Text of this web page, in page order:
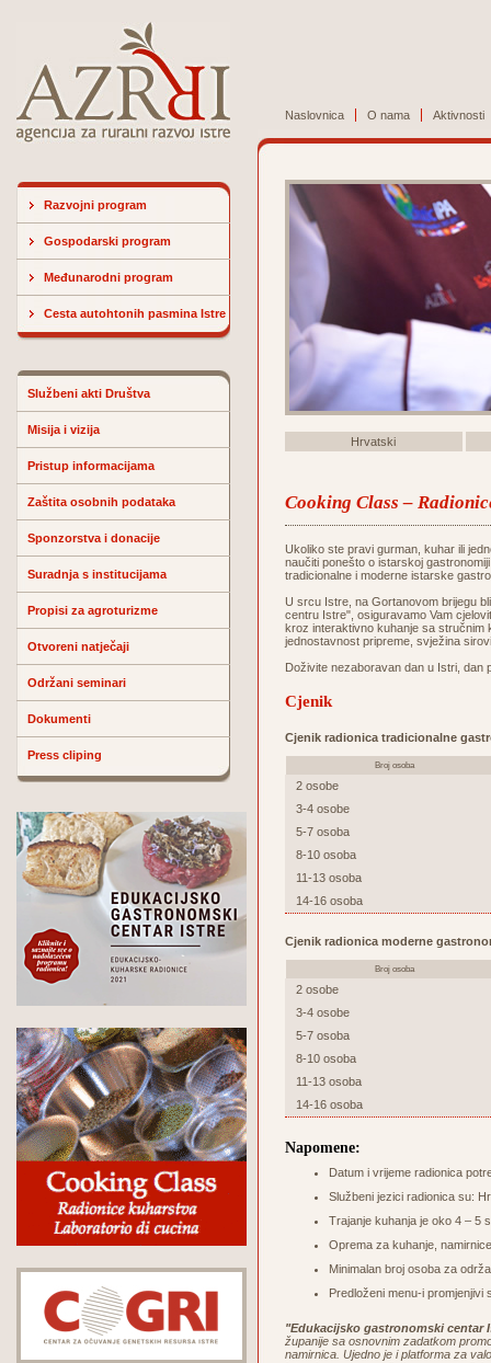
Naslovnica O nama Aktivnosti
Razvojni program
Gospodarski program
Međunarodni program
Cesta autohtonih pasmina Istre
Službeni akti Društva
Misija i vizija
Pristup informacijama
Zaštita osobnih podataka
Sponzorstva i donacije
Suradnja s institucijama
Propisi za agroturizme
Otvoreni natječaji
Održani seminari
Dokumenti
Press cliping
Hrvatski
Cooking Class –
Ukoliko ste pravi gurman, kuhar ili
naučiti ponešto o istarskoj
tradicionalne i moderne istarske
U srcu Istre, na Gortanovom brijegu
centru Istre", osiguravamo Vam
kroz interaktivno kuhanje sa stručnim
jednostavnost pripreme, svježina
Doživite nezaboravan dan u Istri, dan
Cjenik
Cjenik radionica tradicionalne
Broj osoba
2 osobe
3-4 osobe
5-7 osoba
8-10 osoba
11-13 osoba
14-16 osoba
Cjenik radionica moderne
Broj osoba
2 osobe
3-4 osobe
5-7 osoba
8-10 osoba
11-13 osoba
14-16 osoba
Napomene:
Datum i vrijeme radionica
Službeni jezici radionica su:
Trajanje kuhanja je oko 4 – 5
Oprema za kuhanje,
Minimalan broj osoba za
Predloženi menu-i promjenjivi
"Edukacijsko gastronomski centar
županije sa osnovnim zadatkom
namirnica. Ujedno je i platforma za